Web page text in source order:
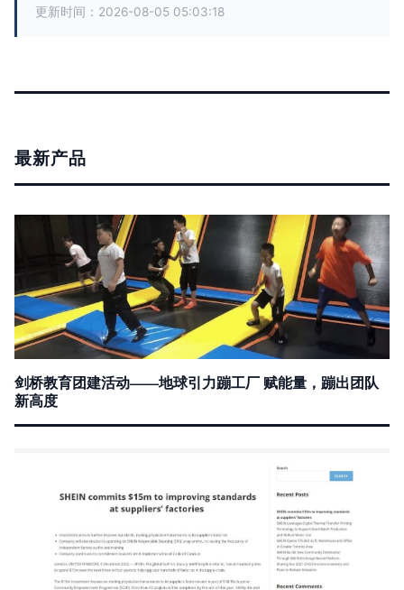
更新时间：2026-08-05 05:03:18
最新产品
剑桥教育团建活动——地球引力蹦工厂 赋能量，蹦出团队
新高度